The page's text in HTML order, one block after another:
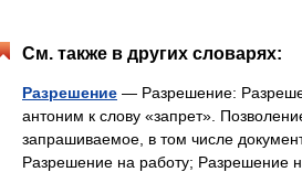
См. также в других словарях:
Разрешение — Разрешение:
антоним к слову «запрет».
запрашиваемое, в том числе
Разрешение на работу; Разрешение